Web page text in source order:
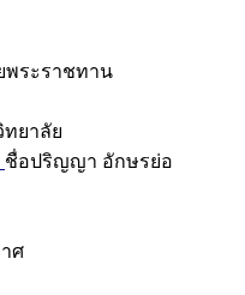
พระราชทาน
ทยาลัย
ชื่อปริญญา อักษรย่อ
ศ